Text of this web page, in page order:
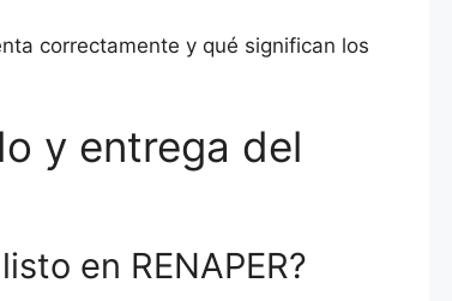
correctamente y qué significan los
y entrega del
en RENAPER?